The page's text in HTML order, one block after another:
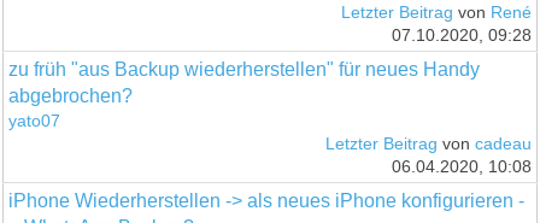
Letzter Beitrag von René
07.10.2020, 09:28
zu früh "aus Backup wiederherstellen" für neues Handy
abgebrochen?
yato07
Letzter Beitrag von cadeau
06.04.2020, 10:08
iPhone Wiederherstellen -> als neues iPhone konfigurieren -